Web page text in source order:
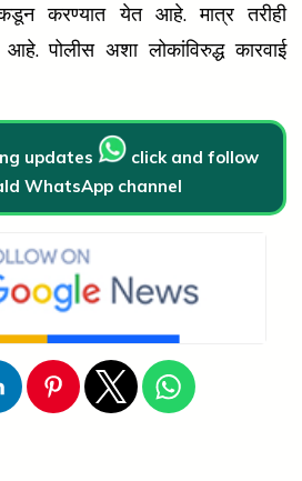
करण्यात येत आहे. मात्र तरीही
पोलीस अशा लोकांविरुद्ध कारवाई
updates
click and follow
WhatsApp channel